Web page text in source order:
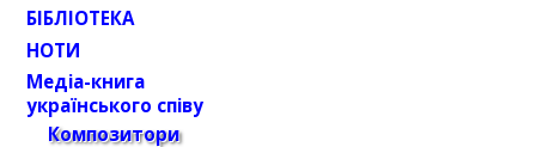
БІБЛІОТЕКА
НОТИ
Медіа-книга
українського співу
Композитори